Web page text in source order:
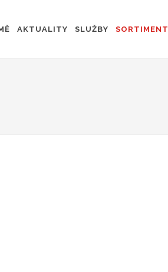
AKTUALITY SLUŽBY SORTIMENT